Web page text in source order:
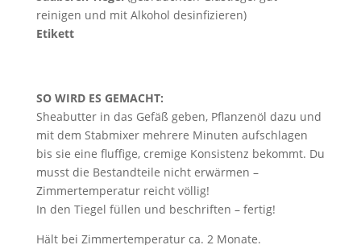
reinigen und mit Alkohol desinfizieren)
Etikett
SO WIRD ES GEMACHT:
Sheabutter in das Gefäß geben, Pflanzenöl dazu und
mit dem Stabmixer mehrere Minuten aufschlagen
bis sie eine fluffige, cremige Konsistenz bekommt. Du
musst die Bestandteile nicht erwärmen –
Zimmertemperatur reicht völlig!
In den Tiegel füllen und beschriften – fertig!
Hält bei Zimmertemperatur ca. 2 Monate.